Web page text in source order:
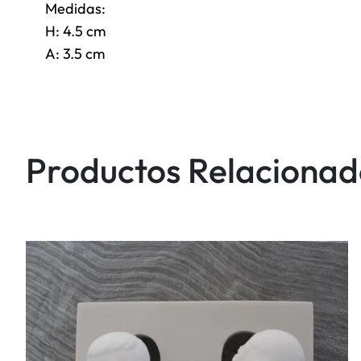
Medidas:
H: 4.5 cm
A: 3.5 cm
Productos